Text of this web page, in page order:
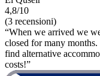
4,8/10
(3 recensioni)
“When we arrived we
closed for many
find alternative
costs!”